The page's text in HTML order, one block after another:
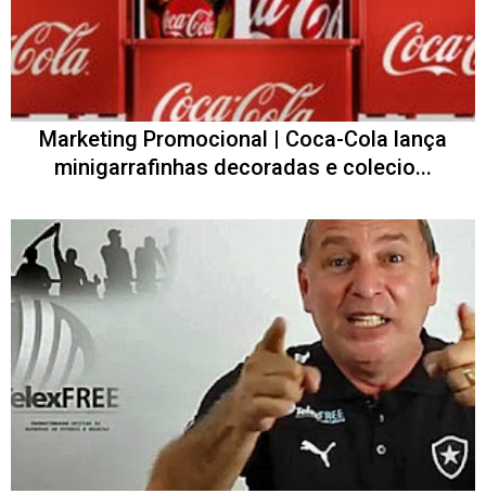
Marketing Promocional | Coca-Cola lança
minigarrafinhas decoradas e colecio...